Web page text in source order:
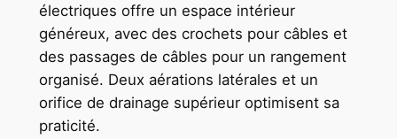
électriques offre un espace intérieur
généreux, avec des crochets pour câbles et
des passages de câbles pour un rangement
organisé. Deux aérations latérales et un
orifice de drainage supérieur optimisent sa
praticité.